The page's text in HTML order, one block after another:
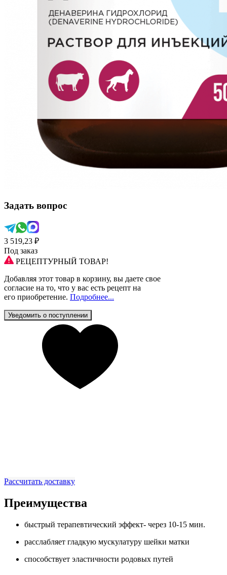
Задать вопрос
3 519,23 ₽
Под заказ
РЕЦЕПТУРНЫЙ ТОВАР!
Добавляя этот товар в корзину, вы даете свое
согласие на то, что у вас есть рецепт на
его приобретение. Подробнее...
Уведомить о поступлении
Рассчитать доставку
Преимущества
быстрый терапевтический эффект- через 10-15 мин.
расслабляет гладкую мускулатуру шейки матки
способствует эластичности родовых путей